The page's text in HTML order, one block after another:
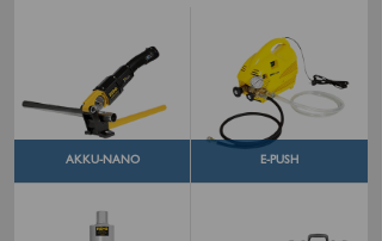
AKKU-NANO E-PUSH